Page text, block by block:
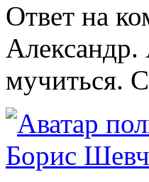
Ответ на
мучиться.
Борис